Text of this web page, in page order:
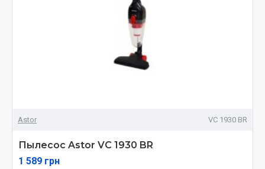
Astor VC 1930 BR
Пылесос Astor VC 1930 BR
1 589 грн